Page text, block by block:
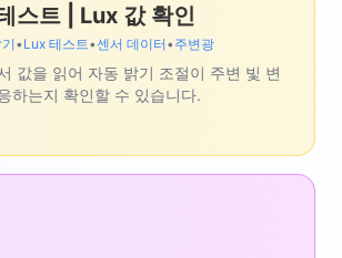
스트 | Lux 값 확인
•Lux 테스트 •센서 데이터•주변광
값을 읽어 자동 밝기 조절이 주변 빛 변
하는지 확인할 수 있습니다.